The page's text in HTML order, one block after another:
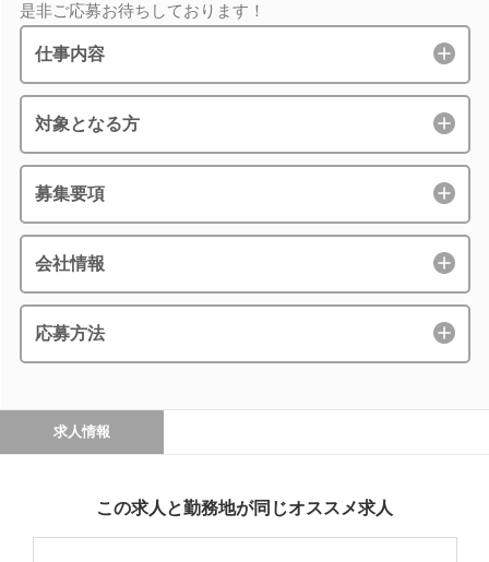
是非ご応募お待ちしております！
仕事内容
対象となる方
募集要項
会社情報
応募方法
求人情報
この求人と勤務地が同じオススメ求人